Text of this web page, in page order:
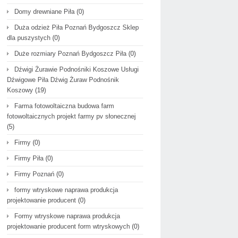
Domy drewniane Piła(0)
Duża odzież Piła Poznań Bydgoszcz Sklep
dla puszystych (0)
Duże rozmiary Poznań Bydgoszcz Piła(0)
Dźwigi Żurawie Podnośniki Koszowe Usługi
Dźwigowe Piła Dźwig Żuraw Podnośnik
Koszowy (19)
Farma fotowoltaiczna budowa farm
fotowoltaicznych projekt farmy pv słonecznej
(5)
Firmy (0)
Firmy Piła(0)
Firmy Poznań (0)
formy wtryskowe naprawa produkcja
projektowanie producent (0)
Formy wtryskowe naprawa produkcja
projektowanie producent form wtryskowych (0)